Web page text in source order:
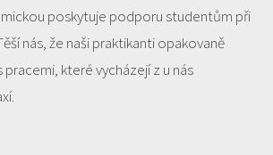
poskytuje podporu studentům při
nás, že naši praktikanti opakovaně
pracemi, které vycházejí z u nás